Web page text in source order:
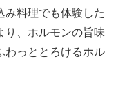
み料理でも体験した
り、ホルモンの旨味
わっととろけるホル